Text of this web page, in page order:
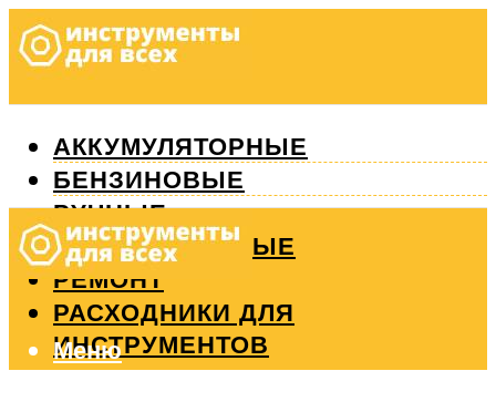
АККУМУЛЯТОРНЫЕ
БЕНЗИНОВЫЕ
РУЧНЫЕ
ИЗМЕРИТЕЛЬНЫЕ
РЕМОНТ
РАСХОДНИКИ ДЛЯ
ИНСТРУМЕНТОВ
Меню